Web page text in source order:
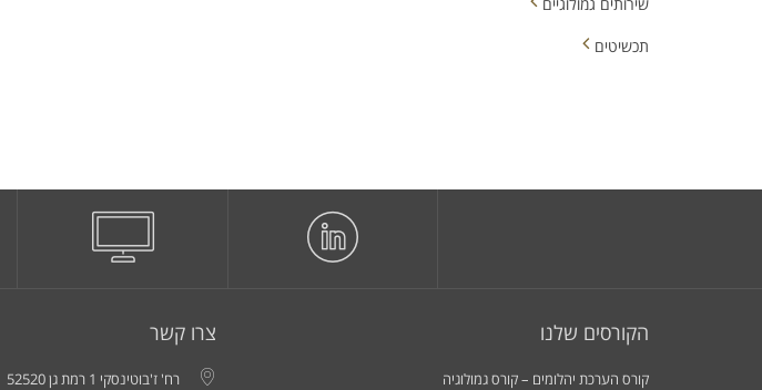
תכשיטים
צרו קשר
רח' ז'בוטינסקי 1 רמת גן 52520
הקורסים שלנו
קורס הערכת יהלומים – קורס גמולוגיה